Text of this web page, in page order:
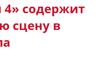
содержит
сцену в